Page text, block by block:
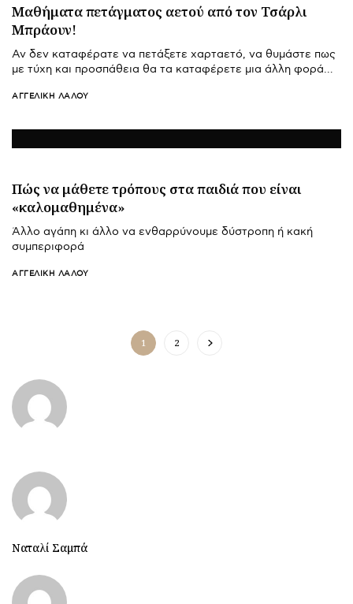
Μαθήματα πετάγματος αετού από τον Τσάρλι
Μπράουν!
Αν δεν καταφέρατε να πετάξετε χαρταετό, να θυμάστε πως
με τύχη και προσπάθεια θα τα καταφέρετε μια άλλη φορά…
ΑΓΓΕΛΙΚΉ ΛΆΛΟΥ
Πώς να μάθετε τρόπους στα παιδιά που είναι
«καλομαθημένα»
Άλλο αγάπη κι άλλο να ενθαρρύνουμε δύστροπη ή κακή
συμπεριφορά
ΑΓΓΕΛΙΚΉ ΛΆΛΟΥ
1 2
Ναταλί Σαμπά